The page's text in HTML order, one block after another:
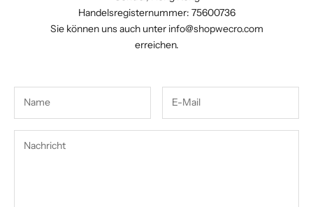
Handelsregisternummer: 75600736
Sie können uns auch unter info@shopwecro.com
erreichen.